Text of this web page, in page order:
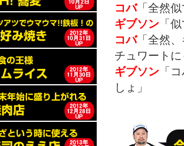
コバ「全然
ギブソン 「
コバ「全然
チュワート
ギブソン 「
しょ」